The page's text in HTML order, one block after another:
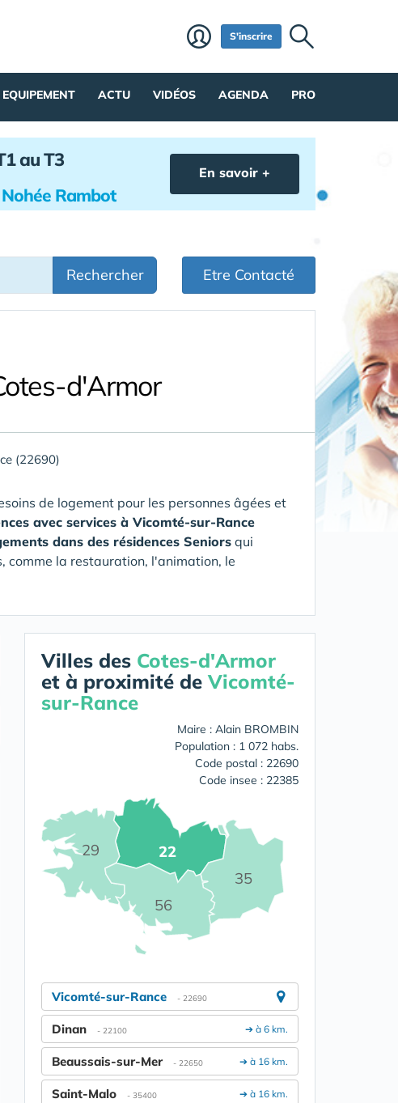
S'inscrire
EQUIPEMENT ACTU VIDÉOS AGENDA PRO
au T3
Rambot
En savoir +
Rechercher Etre Contacté
d'Armor
(22690)
de logement pour les personnes âgées et
avec services à Vicomté-sur-Rance
dans des résidences Seniors qui
comme la restauration, l'animation, le
Villes des Cotes-d'Armor
et à proximité deVicomté-
sur-Rance
Maire : Alain BROMBIN
Population : 1 072 habs.
Code postal : 22690
Code insee : 22385
22
29
35
56
Vicomté-sur-Rance - 22690
➔ à 6 km.
Dinan - 22100
➔ à 16 km.
Beaussais-sur-Mer - 22650
➔ à 16 km.
Saint-Malo - 35400